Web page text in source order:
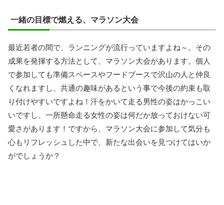
一緒の目標で燃える、マラソン大会
最近若者の間で、ランニングが流行っていますよね～。その
成果を発揮する方法として、マラソン大会があります。個人
で参加しても準備スペースやフードブースで沢山の人と仲良
くなれますし、共通の趣味があるという事で今後の約束も取
り付けやすいですよね！汗をかいて走る男性の姿はかっこい
いですし、一所懸命走る女性の姿は何だか放っておけない可
愛さがあります！ですから、マラソン大会に参加して気分も
心もリフレッシュした中で、新たな出会いを見つけてはいか
がでしょうか？